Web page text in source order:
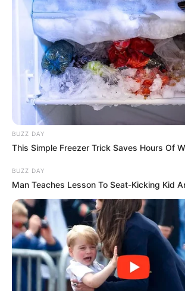
BUZZ DAY
This Simple Freezer Trick Saves Hours Of
BUZZ DAY
Man Teaches Lesson To Seat-Kicking Kid